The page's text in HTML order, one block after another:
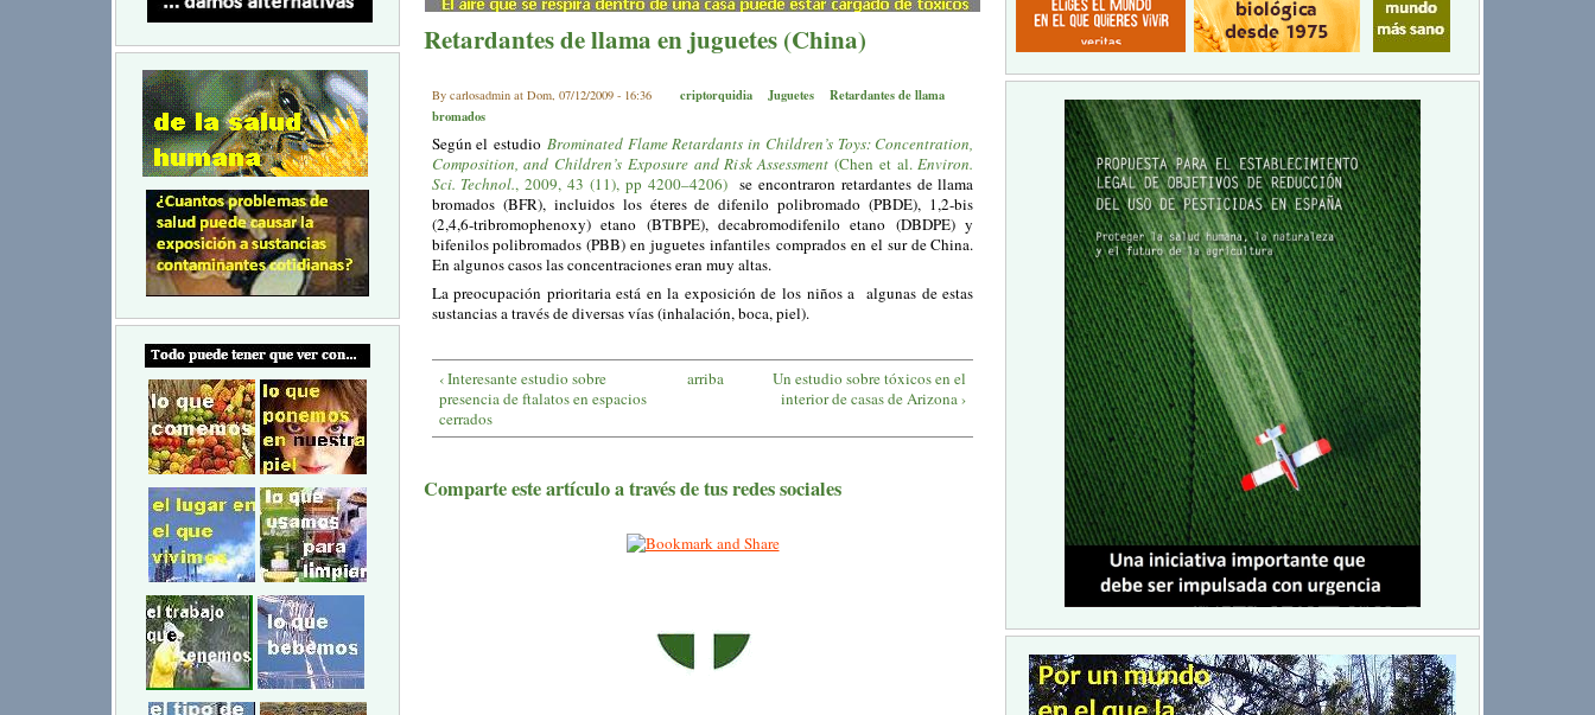
Retardantes de llama en juguetes (China)
By carlosadmin at Dom, 07/12/2009 - 16:36 criptorquidia Juguetes
Retardantes de llama
bromados
Según el estudio Brominated Flame Retardants in Children’s Toys: Concentration,
Composition, and Children’s Exposure and Risk Assessment(Chen et al.Environ.
Sci. Technol.,2009,43 (11), pp 4200–4206)se encontraron retardantes de llama
bromados (BFR), incluidos los éteres de difenilo polibromado (PBDE), 1,2-bis
(2,4,6-tribromophenoxy) etano (BTBPE), decabromodifenilo etano (DBDPE) y
bifenilos polibromados (PBB) en juguetes infantiles comprados en el sur de China.
En algunos casos las concentraciones eran muy altas.
La preocupación prioritaria está en la exposición de los niños a algunas de estas
sustancias a través de diversas vías (inhalación, boca, piel).
‹ Interesante estudio sobre
presencia de ftalatos en espacios
cerrados
arriba
Un estudio sobre tóxicos en el
interior de casas de Arizona ›
Comparte este artículo a través de tus redes sociales